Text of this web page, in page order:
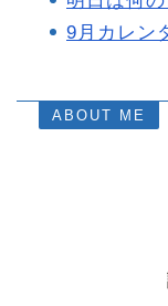
9月カレン
ABOUT ME